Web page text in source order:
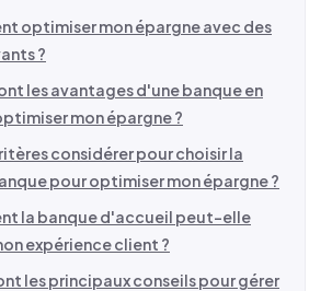
optimiser mon épargne avec des
?
les avantages d'une banque en
mon épargne ?
considérer pour choisir la
pour optimiser mon épargne ?
la banque d'accueil peut-elle
expérience client ?
les principaux conseils pour gérer